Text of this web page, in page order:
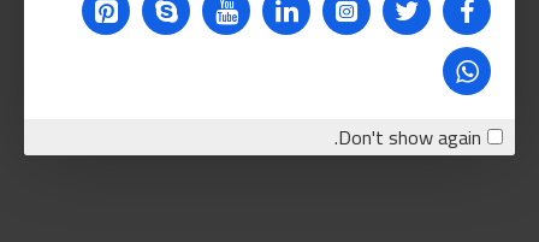
Don't show again.